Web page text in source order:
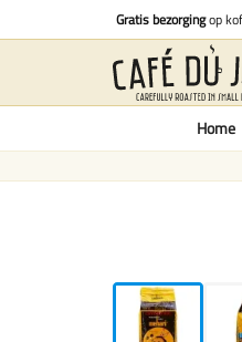
Gratis bezorgingop
Home